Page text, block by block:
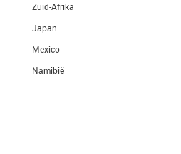
Zuid-Afrika
Japan
Mexico
Namibië